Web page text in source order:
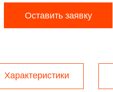
Оставить заявку
Характеристики